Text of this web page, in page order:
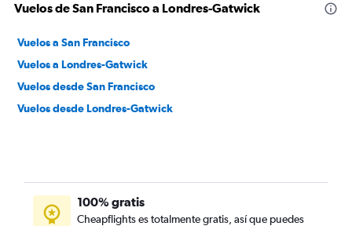
Vuelos de San Francisco a Londres-Gatwick
Vuelos a San Francisco
Vuelos a Londres-Gatwick
Vuelos desde San Francisco
Vuelos desde Londres-Gatwick
100% gratis
Cheapflights es totalmente gratis, así que puedes